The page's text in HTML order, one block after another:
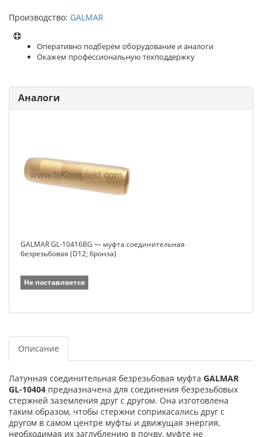
Производство: GALMAR
Оперативно подберём оборудование и аналоги
Окажем профессиональную техподдержку
Аналоги
GALMAR GL-10416BG — муфта соединительная
безрезьбовая (D12; бронза)
Не поставляется
Описание
Латунная соединительная безрезьбовая муфта GALMAR
GL-10404 предназначена для соединения безрезьбовых
стержней заземления друг с другом. Она изготовлена
таким образом, чтобы стержни соприкасались друг с
другом в самом центре муфты и движущая энергия,
необходимая их заглублению в почву, муфте не